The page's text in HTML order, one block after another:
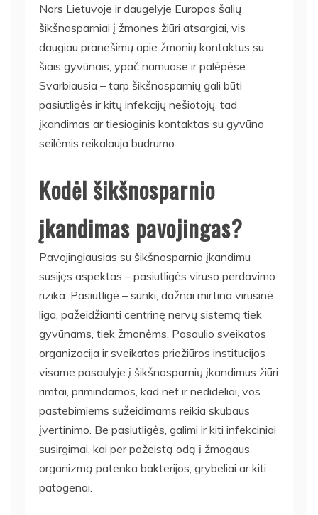
Nors Lietuvoje ir daugelyje Europos šalių
šikšnosparniai į žmones žiūri atsargiai, vis
daugiau pranešimų apie žmonių kontaktus su
šiais gyvūnais, ypač namuose ir palėpėse.
Svarbiausia – tarp šikšnosparnių gali būti
pasiutligės ir kitų infekcijų nešiotojų, tad
įkandimas ar tiesioginis kontaktas su gyvūno
seilėmis reikalauja budrumo.
Kodėl šikšnosparnio
įkandimas pavojingas?
Pavojingiausias su šikšnosparnio įkandimu
susijęs aspektas – pasiutligės viruso perdavimo
rizika. Pasiutligė – sunki, dažnai mirtina virusinė
liga, pažeidžianti centrinę nervų sistemą tiek
gyvūnams, tiek žmonėms. Pasaulio sveikatos
organizacija ir sveikatos priežiūros institucijos
visame pasaulyje į šikšnosparnių įkandimus žiūri
rimtai, primindamos, kad net ir nedideliai, vos
pastebimiems sužeidimams reikia skubaus
įvertinimo. Be pasiutligės, galimi ir kiti infekciniai
susirgimai, kai per pažeistą odą į žmogaus
organizmą patenka bakterijos, grybeliai ar kiti
patogenai.